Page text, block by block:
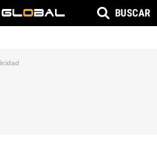
BUSCAR